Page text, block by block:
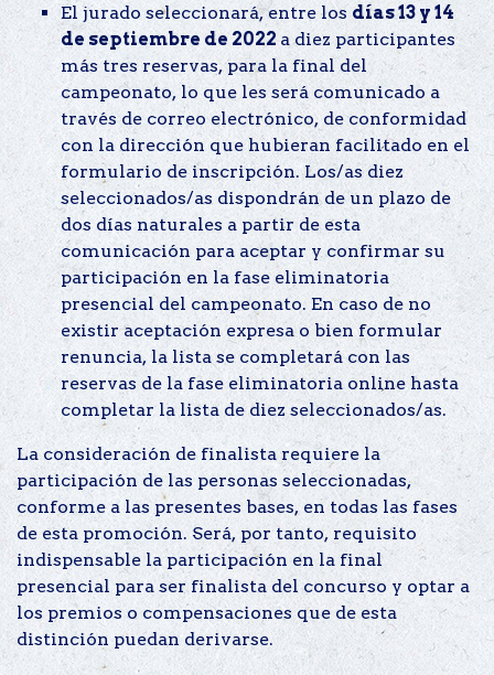
El jurado seleccionará, entre los días 13 y 14
de septiembre de 2022a diez participantes
más tres reservas, para la final del
campeonato, lo que les será comunicado a
través de correo electrónico, de conformidad
con la dirección que hubieran facilitado en el
formulario de inscripción. Los/as diez
seleccionados/as dispondrán de un plazo de
dos días naturales a partir de esta
comunicación para aceptar y confirmar su
participación en la fase eliminatoria
presencial del campeonato. En caso de no
existir aceptación expresa o bien formular
renuncia, la lista se completará con las
reservas de la fase eliminatoria online hasta
completar la lista de diez seleccionados/as.
La consideración de finalista requiere la
participación de las personas seleccionadas,
conforme a las presentes bases, en todas las fases
de esta promoción. Será, por tanto, requisito
indispensable la participación en la final
presencial para ser finalista del concurso y optar a
los premios o compensaciones que de esta
distinción puedan derivarse.